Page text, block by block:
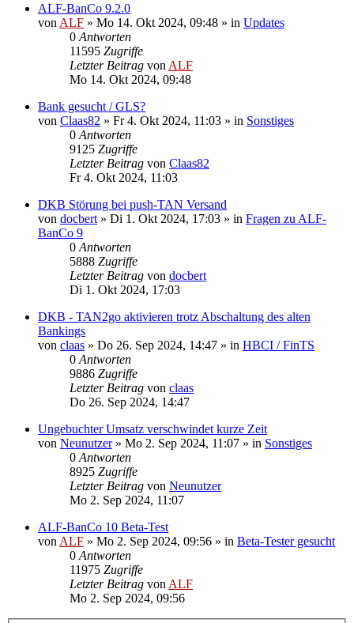
ALF-BanCo 9.2.0
von ALF » Mo 14. Okt 2024, 09:48 » in Updates
0 Antworten
11595 Zugriffe
Letzter Beitrag von ALF
Mo 14. Okt 2024, 09:48
Bank gesucht / GLS?
von Claas82 » Fr 4. Okt 2024, 11:03 » in Sonstiges
0 Antworten
9125 Zugriffe
Letzter Beitrag von Claas82
Fr 4. Okt 2024, 11:03
DKB Störung bei push-TAN Versand
von docbert » Di 1. Okt 2024, 17:03 » in Fragen zu ALF-
BanCo 9
0 Antworten
5888 Zugriffe
Letzter Beitrag von docbert
Di 1. Okt 2024, 17:03
DKB - TAN2go aktivieren trotz Abschaltung des alten
Bankings
von claas » Do 26. Sep 2024, 14:47 » in HBCI / FinTS
0 Antworten
9886 Zugriffe
Letzter Beitrag von claas
Do 26. Sep 2024, 14:47
Ungebuchter Umsatz verschwindet kurze Zeit
von Neunutzer» Mo 2. Sep 2024, 11:07 » in Sonstiges
0 Antworten
8925 Zugriffe
Letzter Beitrag von Neunutzer
Mo 2. Sep 2024, 11:07
ALF-BanCo 10 Beta-Test
von ALF » Mo 2. Sep 2024, 09:56 » in Beta-Tester gesucht
0 Antworten
11975 Zugriffe
Letzter Beitrag von ALF
Mo 2. Sep 2024, 09:56